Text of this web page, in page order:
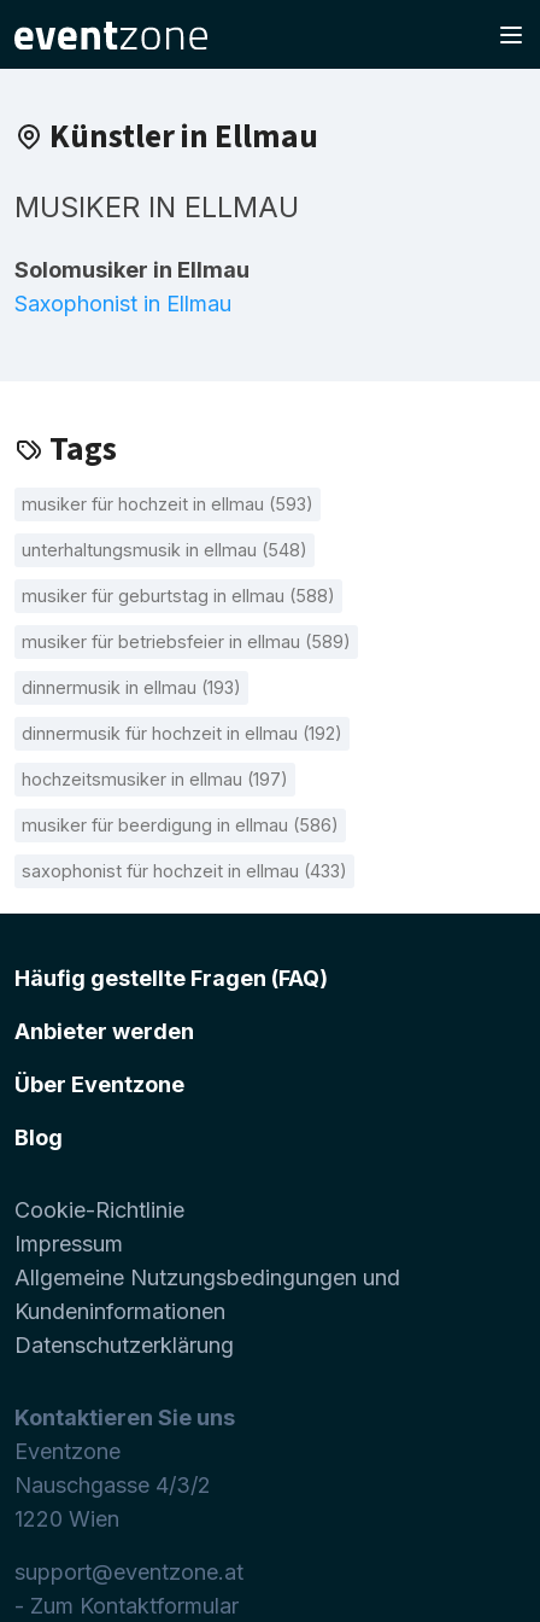
Künstler in Ellmau
MUSIKER IN ELLMAU
Solomusiker in Ellmau
Saxophonist in Ellmau
Tags
musiker für hochzeit in ellmau (593)
unterhaltungsmusik in ellmau (548)
musiker für geburtstag in ellmau (588)
musiker für betriebsfeier in ellmau (589)
dinnermusik in ellmau (193)
dinnermusik für hochzeit in ellmau (192)
hochzeitsmusiker in ellmau (197)
musiker für beerdigung in ellmau (586)
saxophonist für hochzeit in ellmau (433)
Häufig gestellte Fragen (FAQ)
Anbieter werden
Über Eventzone
Blog
Cookie-Richtlinie
Impressum
Allgemeine Nutzungsbedingungen und
Kundeninformationen
Datenschutzerklärung
Kontaktieren Sie uns
Eventzone
Nauschgasse 4/3/2
1220 Wien
support@eventzone.at
- Zum Kontaktformular